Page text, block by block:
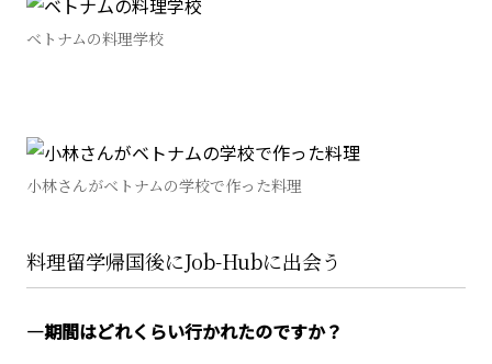
ベトナムの料理学校
小林さんがベトナムの学校で作った料理
料理留学帰国後にJob-Hubに出会う
―期間はどれくらい行かれたのですか？